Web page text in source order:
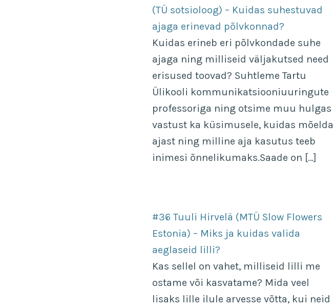
(TÜ sotsioloog) – Kuidas suhestuvad
ajaga erinevad põlvkonnad?
Kuidas erineb eri põlvkondade suhe
ajaga ning milliseid väljakutsed need
erisused toovad? Suhtleme Tartu
Ülikooli kommunikatsiooniuuringute
professoriga ning otsime muu hulgas
vastust ka küsimusele, kuidas mõelda
ajast ning milline aja kasutus teeb
inimesi õnnelikumaks.Saade on […]
#36 Tuuli Hirvelä (MTÜ Slow Flowers
Estonia) – Miks ja kuidas valida
aeglaseid lilli?
Kas sellel on vahet, milliseid lilli me
ostame või kasvatame? Mida veel
lisaks lille ilule arvesse võtta, kui neid